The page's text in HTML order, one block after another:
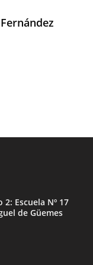
2: Escuela Nº 17
de Güemes